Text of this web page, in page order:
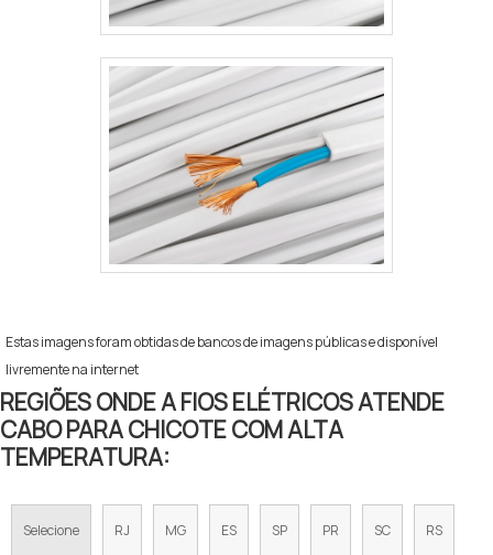
Estas imagens foram obtidas de bancos de imagens públicas e disponível
livremente na internet
REGIÕES ONDE A FIOS ELÉTRICOS ATENDE
CABO PARA CHICOTE COM ALTA
TEMPERATURA:
Selecione RJ MG ES SP PR SC RS